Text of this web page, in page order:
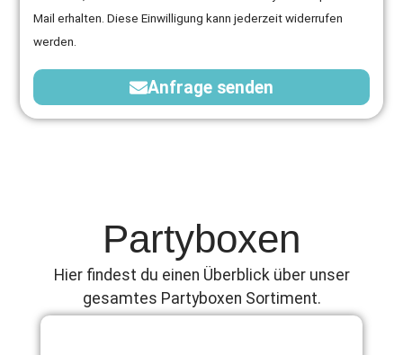
Mail erhalten. Diese Einwilligung kann jederzeit widerrufen
werden.
Anfrage senden
Partyboxen
Hier findest du einen Überblick über unser
gesamtes Partyboxen Sortiment.